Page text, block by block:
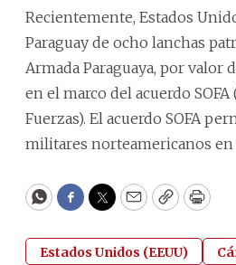
Recientemente, Estados
Paraguay de ocho lanchas
Armada Paraguaya, por valor
en el marco del acuerdo SOFA
Fuerzas). El acuerdo SOFA
militares norteamericanos en
WhatsApp
Facebook
Twitter
EmailCopyPrint
Estados Unidos (EEUU)